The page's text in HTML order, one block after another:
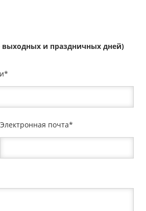
выходных и праздничных дней)
Электронная почта